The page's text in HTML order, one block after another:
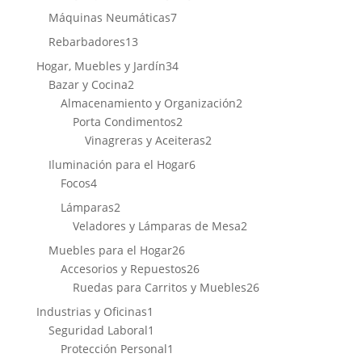
Máquinas Neumáticas77
Rebarbadores1313
productos
Hogar, Muebles y Jardín3434
Bazar y Cocina22
productos
Almacenamiento y Organización22
Porta Condimentos22
productos
Vinagreras y Aceiteras22
Iluminación para el Hogar66
Focos44
productos
Lámparas22
productos
Veladores y Lámparas de Mesa22
Muebles para el Hogar2626
productos
Accesorios y Repuestos2626
productos
Ruedas para Carritos y Muebles2626
Industrias y Oficinas1
Seguridad Laboral1
producto
Protección Personal1